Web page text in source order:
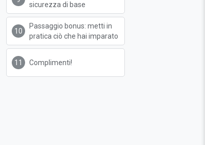
sicurezza di base
Passaggio bonus: metti in
pratica ciò che hai imparato
Complimenti!